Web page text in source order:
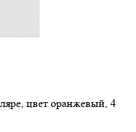
цвет оранжевый, 4